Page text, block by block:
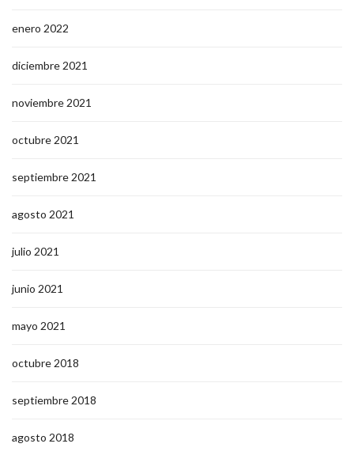
enero 2022
diciembre 2021
noviembre 2021
octubre 2021
septiembre 2021
agosto 2021
julio 2021
junio 2021
mayo 2021
octubre 2018
septiembre 2018
agosto 2018